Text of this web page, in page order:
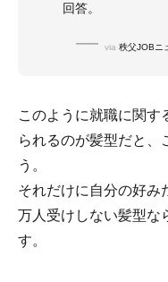
回答。
via 秩父JOBニ
このように就職に関す
られるのが髪型だと、
う。
それだけに自分の好み
万人受けしない髪型な
す。